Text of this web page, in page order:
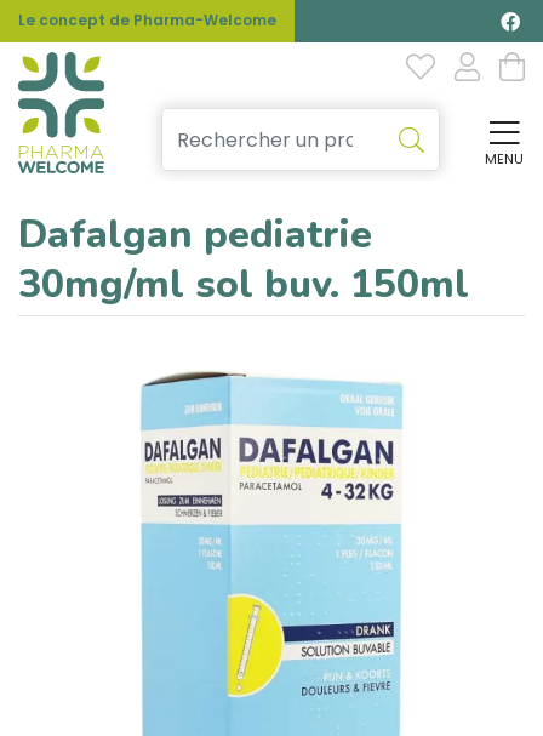
Le concept de Pharma-Welcome
MENU
Dafalgan pediatrie
30mg/ml sol buv. 150ml